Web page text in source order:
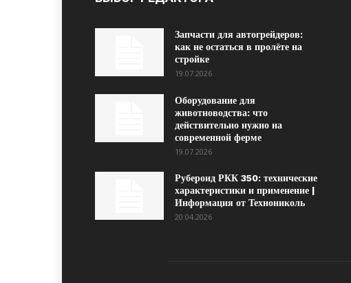
Запчасти для автогрейдеров:
как не остаться в пролёте на
стройке
19.07.2026
Оборудование для
животноводства: что
действительно нужно на
современной ферме
19.07.2026
Рубероид РКК 350: технические
характеристики и применение |
Информация от Технониколь
20.04.2026